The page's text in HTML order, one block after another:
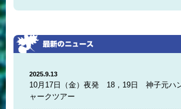
2025.9.13
10月17日（金）夜発 18，19日 神子元ハ
ャークツアー